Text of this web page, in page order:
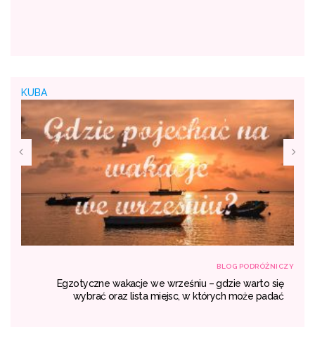
KUBA
BLOG PODRÓŻNICZY
Egzotyczne wakacje we wrześniu – gdzie warto się
wybrać oraz lista miejsc, w których może padać